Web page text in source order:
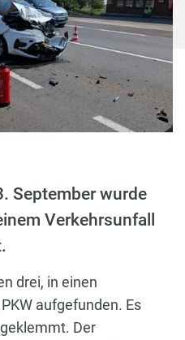
September wurde
Verkehrsunfall
drei, in einen
aufgefunden. Es
Der